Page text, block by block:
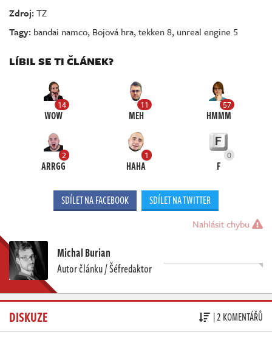
Zdroj:TZ
Tagy: bandai namco, Bojová hra,tekken 8, unreal engine 5
LÍBIL SE TI ČLÁNEK?
14
WOW
11
MEH
57
HMMM
2
ARRGG
1
HAHA
0
F
SDÍLET NA FACEBOOK SDÍLET NA TWITTER
Nahlásit chybu
Michal Burian
Autor článku / Šéfredaktor
DISKUZE | 2 KOMENTÁŘŮ